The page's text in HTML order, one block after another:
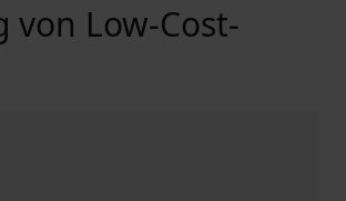
von Low-Cost-